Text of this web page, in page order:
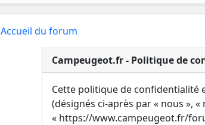
Accueil du forum
Campeugeot.fr - Politique de
Cette politique de confidentialité
(désignés ci-après par « nous »,
« https://www.campeugeot.fr/